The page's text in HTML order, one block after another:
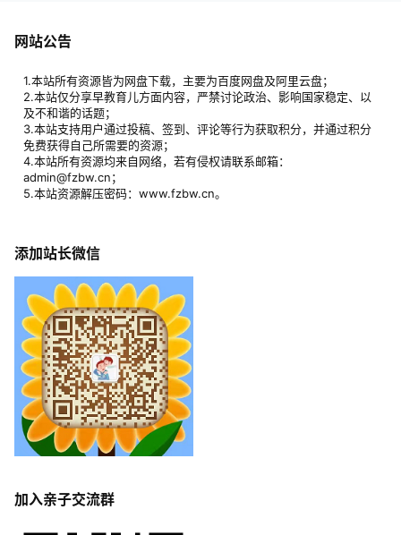
网站公告
1.本站所有资源皆为网盘下载，主要为百度网盘及阿里云盘；
2.本站仅分享早教育儿方面内容，严禁讨论政治、影响国家稳定、以
及不和谐的话题；
3.本站支持用户通过投稿、签到、评论等行为获取积分，并通过积分
免费获得自己所需要的资源；
4.本站所有资源均来自网络，若有侵权请联系邮箱：
admin@fzbw.cn；
5.本站资源解压密码：www.fzbw.cn。
添加站长微信
加入亲子交流群